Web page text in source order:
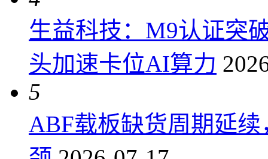
生益科技：M9认证突
头加速卡位AI算力
5
ABF载板缺货周期延